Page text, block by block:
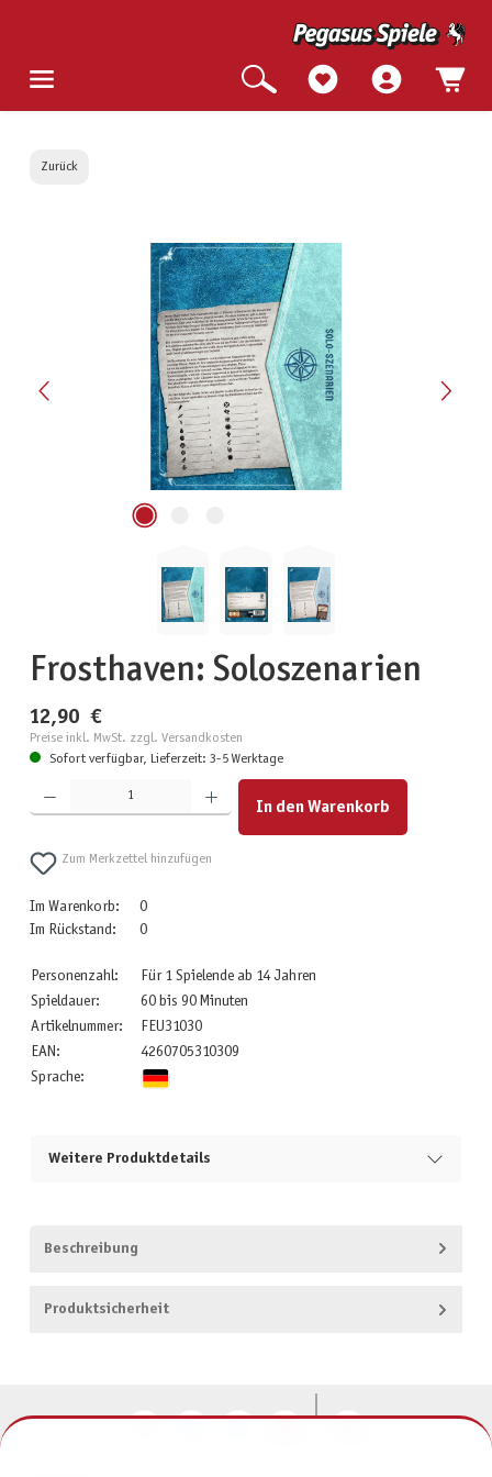
Zurück
Bildergalerie überspringen
Frosthaven: Soloszenarien
12,90 €
Preise inkl. MwSt. zzgl. Versandkosten
Sofort verfügbar, Lieferzeit: 3-5 Werktage
Produkt Anzahl: Gib den gewünschten Wert ein oder benutze die Schaltflächen um die Anzahl zu
In den Warenkorb
Zum Merkzettel hinzufügen
Im Warenkorb:
0
Im Rückstand:
0
Personenzahl:
Für 1 Spielende ab 14 Jahren
Spieldauer:
60 bis 90 Minuten
Artikelnummer:
FEU31030
EAN:
4260705310309
Sprache:
Weitere Produktdetails
Beschreibung
Produktsicherheit